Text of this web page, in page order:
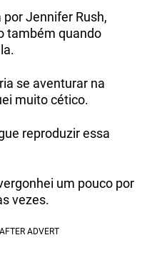
Jennifer Rush,
também quando
se aventurar na
muito cético.
reproduzir essa
um pouco por
vezes.